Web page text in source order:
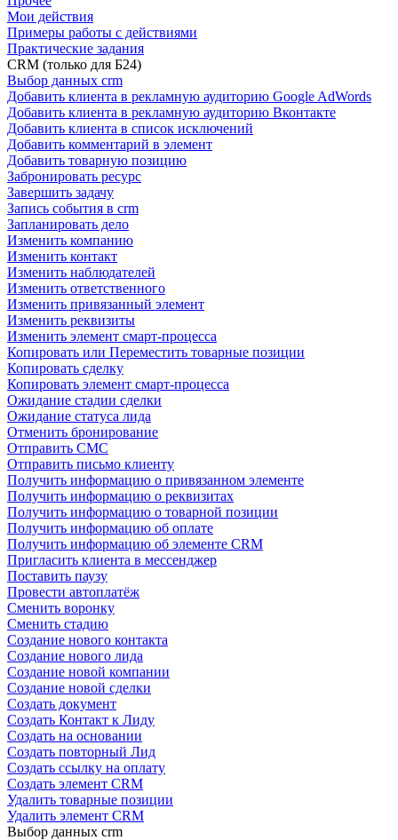
Мои действия
Примеры работы с действиями
Практические задания
CRM (только для Б24)
Выбор данных crm
Добавить клиента в рекламную аудиторию Google AdWords
Добавить клиента в рекламную аудиторию Вконтакте
Добавить клиента в список исключений
Добавить комментарий в элемент
Добавить товарную позицию
Забронировать ресурс
Завершить задачу
Запись события в crm
Запланировать дело
Изменить компанию
Изменить контакт
Изменить наблюдателей
Изменить ответственного
Изменить привязанный элемент
Изменить реквизиты
Изменить элемент смарт-процесса
Копировать или Переместить товарные позиции
Копировать сделку
Копировать элемент смарт-процесса
Ожидание стадии сделки
Ожидание статуса лида
Отменить бронирование
Отправить СМС
Отправить письмо клиенту
Получить информацию о привязанном элементе
Получить информацию о реквизитах
Получить информацию о товарной позиции
Получить информацию об оплате
Получить информацию об элементе CRM
Пригласить клиента в мессенджер
Поставить паузу
Провести автоплатёж
Сменить воронку
Сменить стадию
Создание нового контакта
Создание нового лида
Создание новой компании
Создание новой сделки
Создать документ
Создать Контакт к Лиду
Создать на основании
Создать повторный Лид
Создать ссылку на оплату
Создать элемент CRM
Удалить товарные позиции
Удалить элемент CRM
Выбор данных crm